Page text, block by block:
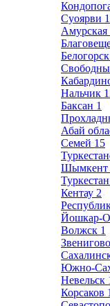
Суоярви 1
Амурская
Белогорск
Нальчик
Баксан 1
Абай
Семей 15
Шымкент
Туркестан
Кентау 2
Йошкар-
Волжск 1
Звенигово
Южно-
Невельск
Корсаков 1